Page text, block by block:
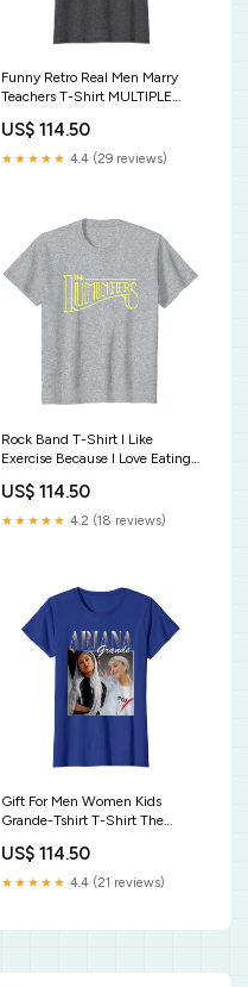
Funny Retro Real Men Marry
Teachers T-Shirt MULTIPLE
butterfly T-Shirt
US$ 114.50
★★★★★ 4.4 (29 reviews)
Rock Band T-Shirt I Like
Exercise Because I Love Eating
US$ 114.50
★★★★★ 4.2 (18 reviews)
Gift For Men Women Kids
Grande-Tshirt T-Shirt The
Farmer / Farming T-Shirt
US$ 114.50
★★★★★ 4.4 (21 reviews)